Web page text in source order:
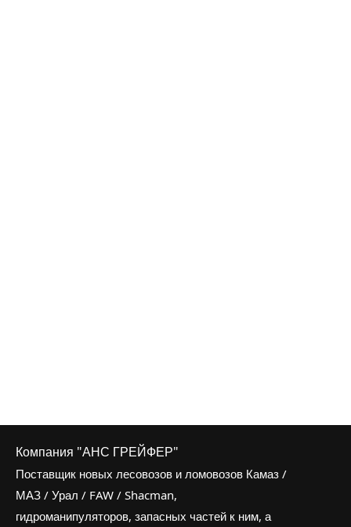
Компания "АНС ГРЕЙФЕР"
Поставщик новых лесовозов и ломовозов Камаз /
МАЗ / Урал / FAW / Shacman,
гидроманипуляторов, запасных частей к ним, а